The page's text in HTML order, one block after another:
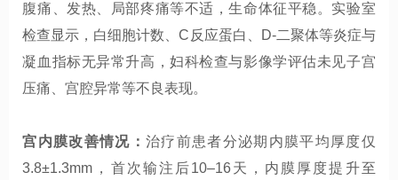
腹痛、发热、局部疼痛等不适，生命体征平稳。实验室
检查显示，白细胞计数、C反应蛋白、D-二聚体等炎症与
凝血指标无异常升高，妇科检查与影像学评估未见子宫
压痛、宫腔异常等不良表现。
宫内膜改善情况：治疗前患者分泌期内膜平均厚度仅
3.8±1.3mm，首次输注后10–16天，内膜厚度提升至